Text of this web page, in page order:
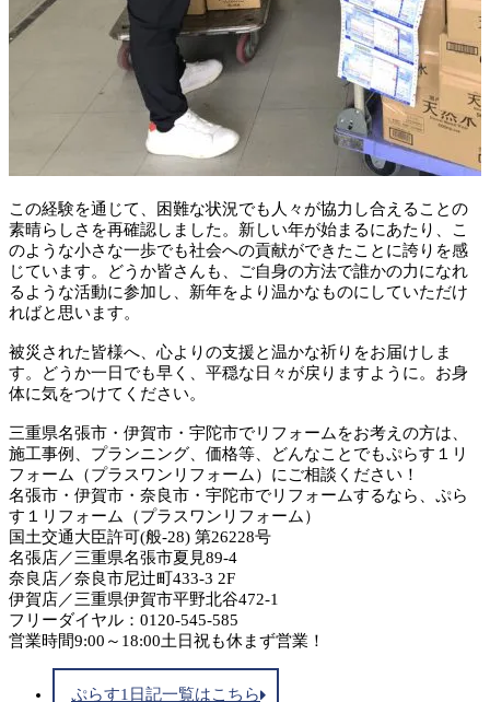
この経験を通じて、困難な状況でも人々が協力し合えることの
素晴らしさを再確認しました。新しい年が始まるにあたり、こ
のような小さな一歩でも社会への貢献ができたことに誇りを感
じています。どうか皆さんも、ご自身の方法で誰かの力になれ
るような活動に参加し、新年をより温かなものにしていただけ
ればと思います。
被災された皆様へ、心よりの支援と温かな祈りをお届けしま
す。どうか一日でも早く、平穏な日々が戻りますように。お身
体に気をつけてください。
三重県名張市・伊賀市・宇陀市でリフォームをお考えの方は、
施工事例、プランニング、価格等、どんなことでもぷらす１リ
フォーム（プラスワンリフォーム）にご相談ください！
名張市・伊賀市・奈良市・宇陀市でリフォームするなら、ぷら
す１リフォーム（プラスワンリフォーム）
国土交通大臣許可(般-28) 第26228号
名張店／三重県名張市夏見89-4
奈良店／奈良市尼辻町433-3 2F
伊賀店／三重県伊賀市平野北谷472-1
フリーダイヤル：0120-545-585
営業時間9:00～18:00土日祝も休まず営業！
ぷらす1日記一覧はこちら